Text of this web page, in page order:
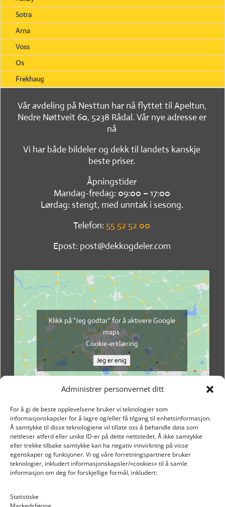
Administrer personvernet ditt
For å gi de beste opplevelsene bruker vi teknologier som
informasjonskapsler for å lagre og/eller få tilgang til enhetsinformasjon.
Å samtykke til disse teknologiene vil tillate oss å behandle data som
nettleser atferd eller unike ID-er på dette nettstedet. Å ikke samtykke
eller trekke tilbake samtykke kan ha negativ innvirkning på visse
egenskaper og funksjoner. Vi og våre forretningspartnere bruker
teknologier, inkludert informasjonskapsler/«cookies» til å samle
informasjon om deg for forskjellige formål, inkludert:
Statistiske
Sotra
Arna
Voss
Os
Frekhaug
Vår avdeling på Nesttun har nå flyttet til Apeltun,
Nedre Nøttveit 60, 5238 Rådal. Vår nye adresse er
nå
Vi har både bildeler og dekk til landets kanskje
beste priser.
Åpningstider
Mandag-fredag: 09:00 – 17:00
Lørdag: stengt, med unntak i sesong.
Telefon: 55 52 52 00
Epost: post@dekkogdeler.com
Klikk på "Jeg godtar" for å aktivere Google
maps
Cookie-erklæring
Jeg er enig